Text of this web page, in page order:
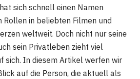
sich schnell einen Namen
Rollen in beliebten Filmen und
weltweit. Doch nicht nur seine
sein Privatleben zieht viel
sich. In diesem Artikel werfen wir
auf die Person, die aktuell als